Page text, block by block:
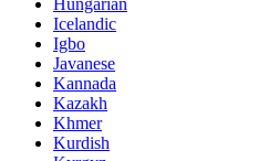
Hungarian
Icelandic
Igbo
Javanese
Kannada
Kazakh
Khmer
Kurdish